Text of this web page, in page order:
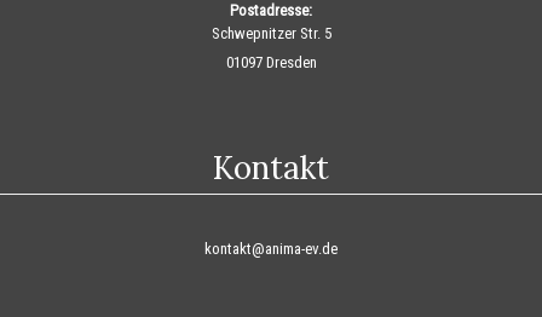
Postadresse:
Schwepnitzer Str. 5
01097 Dresden
Kontakt
kontakt@anima-ev.de